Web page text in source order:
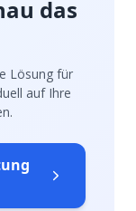
das
Lösung für
auf Ihre